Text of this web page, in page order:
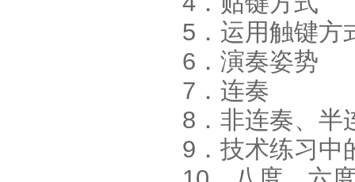
5．运用触键方
6．演奏姿势
7．连奏
8．非连奏、半
9．技术练习中